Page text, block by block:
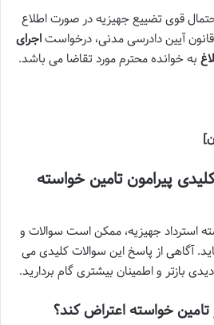
قوی تضییع جهیزیه در صورت اطلاع
اجرای
به خوانده محترم مورد تقاضا می باشد.
پیرامون تامین خواسته
استرداد جهیزیه، ممکن است سوالات و
آگاهی از پاسخ این سوالات کلیدی می
بازتر و اطمینان بیشتری گام بردارید.
تامین خواسته اعتراض کند؟